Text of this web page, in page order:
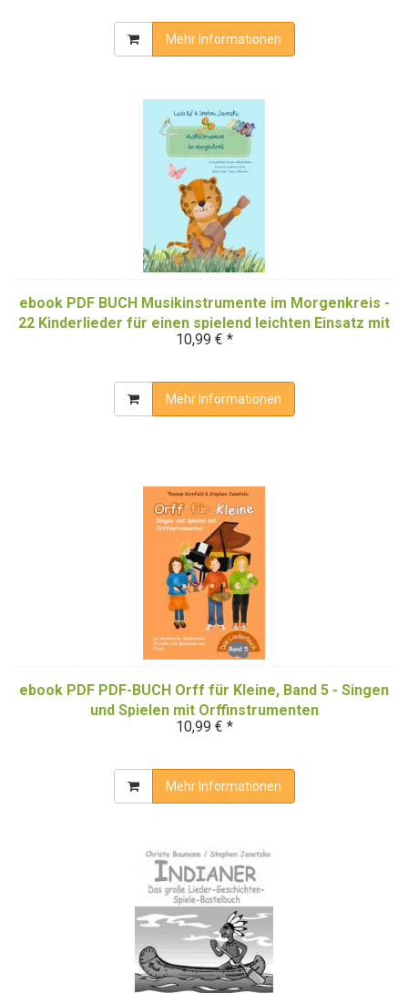
Mehr Informationen
ebook PDF BUCH Musikinstrumente im Morgenkreis -
22 Kinderlieder für einen spielend leichten Einsatz mit
Musikinstrumenten
10,99 € *
Mehr Informationen
ebook PDF PDF-BUCH Orff für Kleine, Band 5 - Singen
und Spielen mit Orffinstrumenten
10,99 € *
Mehr Informationen